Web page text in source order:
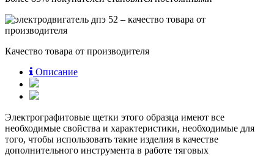
Качество товара от производителя
Описание
Электрографитовые щетки этого образца имеют все
необходимые свойства и характеристики, необходимые для
того, чтобы использовать такие изделия в качестве
дополнительного инструмента в работе тяговых